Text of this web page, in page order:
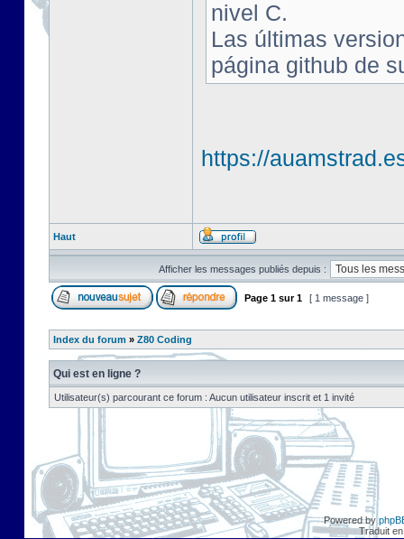
nivel C.
Las últimas
página github de
https://
Haut
Afficher les messages publiés depuis :
Page 1 sur1 [ 1 message ]
Index du forum » Z80 Coding
Qui est en ligne ?
Utilisateur(s) parcourant ce forum : Aucun utilisateur inscrit et 1 invité
Powered by
Traduit